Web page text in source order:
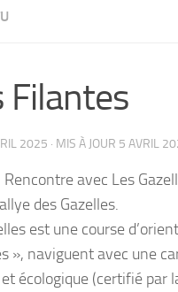
Filantes
2025 · MIS À JOUR 5 AVRIL
avec Les
des Gazelles.
est une course
», naviguent avec une
écologique (certifié